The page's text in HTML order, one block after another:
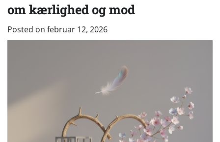
om kærlighed og mod
Posted on februar 12, 2026